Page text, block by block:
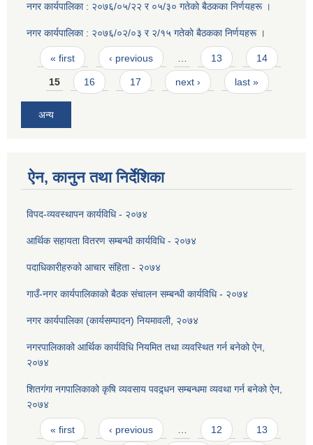
नगर कार्यपालिका : २०७६/०५/२२ र ०५/३० गतेकाे बैठकका निर्णयहरू ।
नगर कार्यपालिका : २०७६/०२/०३ र २/१५ गतेकाे बैठकका निर्णयहरू ।
Pages
« first ‹ previous … 13 14
15 16 17 next › last »
अन्य
ऐन, कानुन तथा निर्देशिका
विपद-व्यवस्थापन कार्यविधि - २०७४
आर्थिक सहायता वितरण सम्बन्धी कार्यविधि - २०७४
पदाधिकारीहरुको आचार संहिता - २०७४
गाउँ-नगर कार्यपालिकाको बैठक संचालन सम्बन्धी कार्यविधि - २०७४
नगर कार्यपालिका (कार्यसम्पादन) नियमावली, २०७४
नगरपालिकाको आर्थिक कार्यविधि नियमित तथा व्यवस्थित गर्न बनेको ऐन,
२०७४
शितगंगा नगपालिकाको कृषि व्यवसाय पवद्र्धन सम्बन्धमा व्यवथा गर्न बनेको ऐन,
२०७४
Pages
« first ‹ previous 12 13